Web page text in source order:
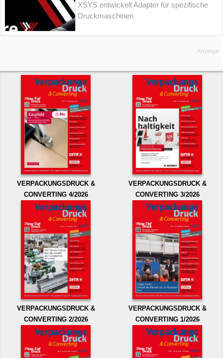
XSYS entwickelt Adapter für spezifische
Druckmaschinen
Anzeige
VERPACKUNGSDRUCK &
CONVERTING 4/2026
VERPACKUNGSDRUCK &
CONVERTING 3/2026
VERPACKUNGSDRUCK &
CONVERTING 2/2026
VERPACKUNGSDRUCK &
CONVERTING 1/2026